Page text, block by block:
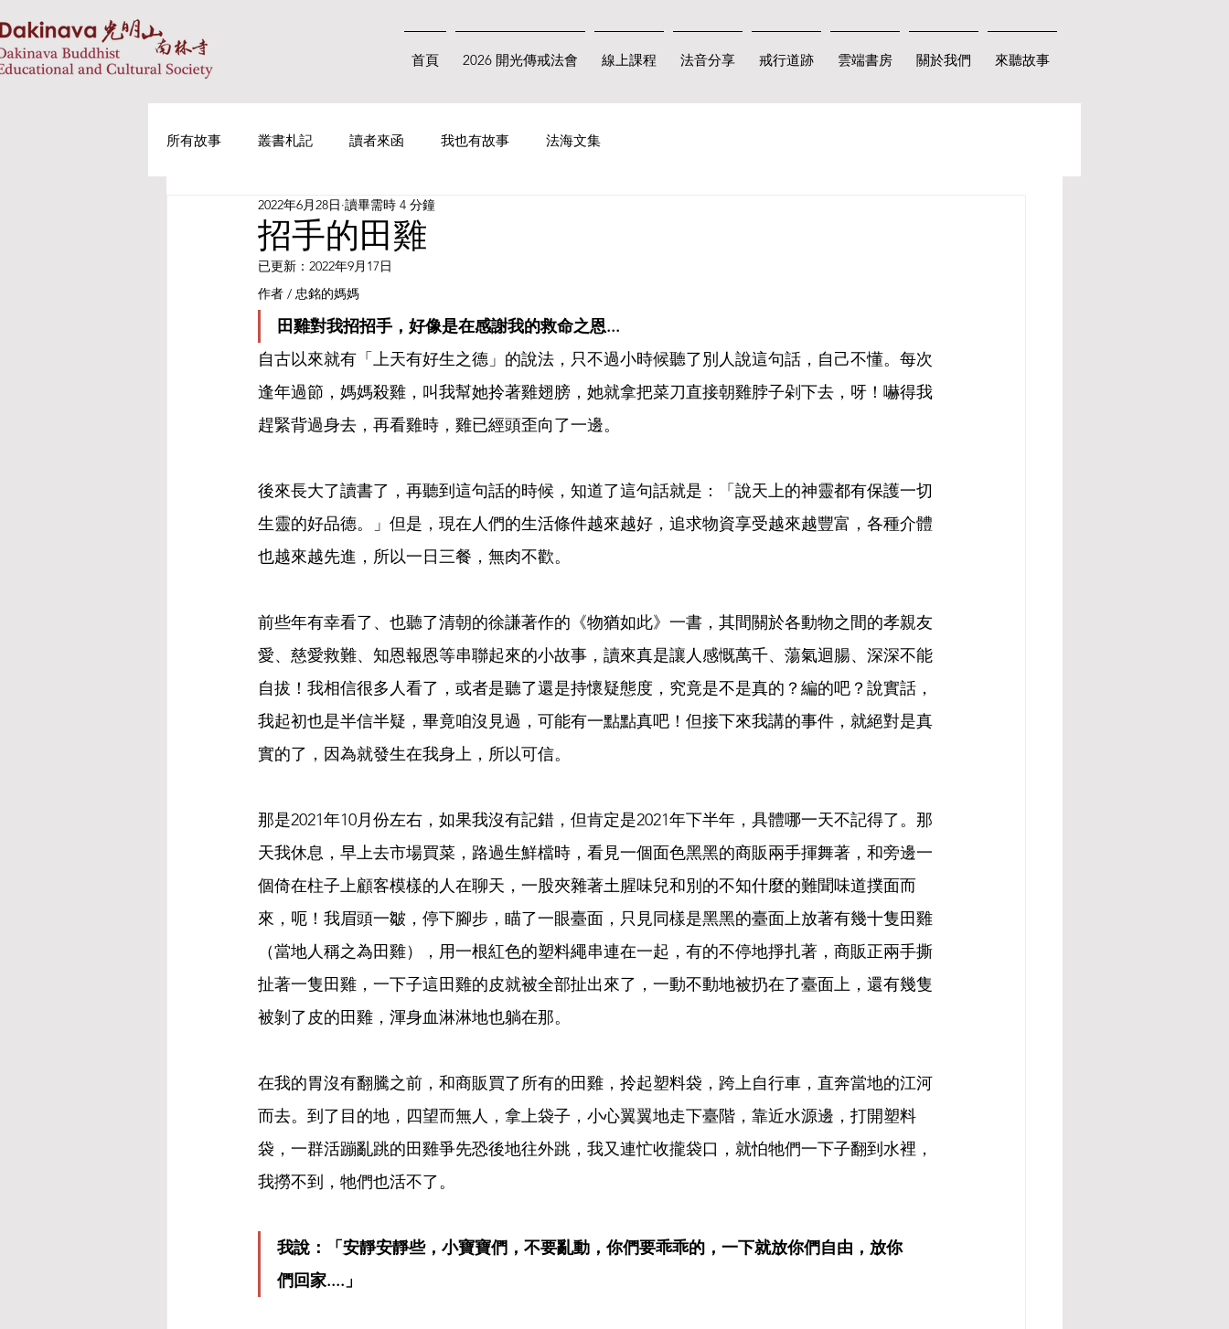
首頁 2026 開光傳戒法會 線上課程 法音分享 戒行道跡 雲端書房 關於我們 來聽故事
所有故事 叢書札記 讀者來函 我也有故事 法海文集
招手的田雞
2022年6月28日 讀畢需時 4 分鐘
已更新： 2022年9月17日
作者 / 忠銘的媽媽
田雞對我招招手，好像是在感謝我的救命之恩...
自古以來就有「上天有好生之德」的說法，只不過小時候聽了別人說這句話，自己不懂。每次
逢年過節，媽媽殺雞，叫我幫她拎著雞翅膀，她就拿把菜刀直接朝雞脖子剁下去，呀！嚇得我
趕緊背過身去，再看雞時，雞已經頭歪向了一邊。
後來長大了讀書了，再聽到這句話的時候，知道了這句話就是：「說天上的神靈都有保護一切
生靈的好品德。」但是，現在人們的生活條件越來越好，追求物資享受越來越豐富，各種介體
也越來越先進，所以一日三餐，無肉不歡。
前些年有幸看了、也聽了清朝的徐謙著作的《物猶如此》一書，其間關於各動物之間的孝親友
愛、慈愛救難、知恩報恩等串聯起來的小故事，讀來真是讓人感慨萬千、蕩氣迴腸、深深不能
自拔！我相信很多人看了，或者是聽了還是持懷疑態度，究竟是不是真的？編的吧？說實話，
我起初也是半信半疑，畢竟咱沒見過，可能有一點點真吧！但接下來我講的事件，就絕對是真
實的了，因為就發生在我身上，所以可信。
那是2021年10月份左右，如果我沒有記錯，但肯定是2021年下半年，具體哪一天不記得了。那
天我休息，早上去市場買菜，路過生鮮檔時，看見一個面色黑黑的商販兩手揮舞著，和旁邊一
個倚在柱子上顧客模樣的人在聊天，一股夾雜著土腥味兒和別的不知什麼的難聞味道撲面而
來，呃！我眉頭一皺，停下腳步，瞄了一眼臺面，只見同樣是黑黑的臺面上放著有幾十隻田雞
（當地人稱之為田雞），用一根紅色的塑料繩串連在一起，有的不停地掙扎著，商販正兩手撕
扯著一隻田雞，一下子這田雞的皮就被全部扯出來了，一動不動地被扔在了臺面上，還有幾隻
被剝了皮的田雞，渾身血淋淋地也躺在那。
在我的胃沒有翻騰之前，和商販買了所有的田雞，拎起塑料袋，跨上自行車，直奔當地的江河
而去。到了目的地，四望而無人，拿上袋子，小心翼翼地走下臺階，靠近水源邊，打開塑料
袋，一群活蹦亂跳的田雞爭先恐後地往外跳，我又連忙收攏袋口，就怕牠們一下子翻到水裡，
我撈不到，牠們也活不了。
我說：「安靜安靜些，小寶寶們，不要亂動，你們要乖乖的，一下就放你們自由，放你
們回家....」